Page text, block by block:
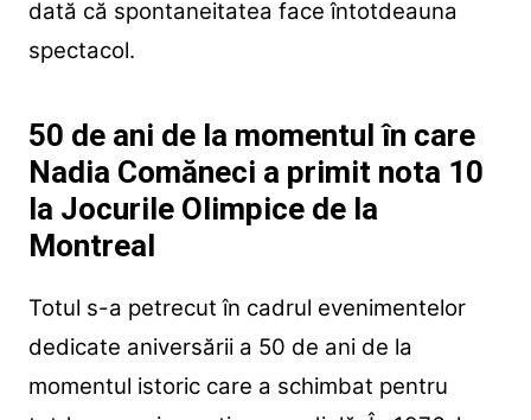
dată că spontaneitatea face întotdeauna
spectacol.
50 de ani de la momentul în care
Nadia Comăneci a primit nota 10
la Jocurile Olimpice de la
Montreal
Totul s-a petrecut în cadrul evenimentelor
dedicate aniversării a 50 de ani de la
momentul istoric care a schimbat pentru